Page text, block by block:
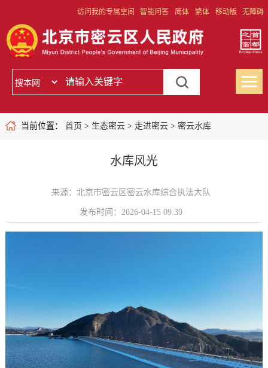
访问我的专属空间 智能问答 简体 繁体 移动版 无障碍
当前位置： 首页 > 生态密云> 走进密云> 密云水库
水库风光
来源：北京市密云区密云水库综合执法大队
发布时间：2026-04-15 09:39